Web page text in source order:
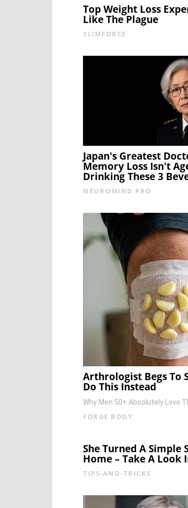
Top Weight Loss
Like The Plague
SLIMFORCE
Japan's Greatest
Memory Loss Isn't
Drinking These 3
NEUROMIND PRO
Arthrologist Begs To
Do This Instead
Why Men 50+ Absolutely Love
FORGE BODY
She Turned A Simple
Home – Take A Look
TIPS-AND-TRICKS